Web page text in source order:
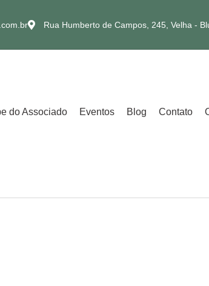
Rua Humberto de Campos, 245, Velha -
do Associado Eventos Blog Contato